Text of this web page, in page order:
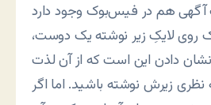
روی لایکِ زیر نوشته یک دوست،
نشان دادن این است که از آن لذت
نظری زیرش نوشته باشید. اما اگر